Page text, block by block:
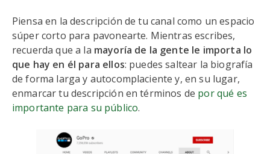
Piensa en la descripción de tu canal como un espacio
súper corto para pavonearte. Mientras escribes,
recuerda que a la mayoría de la gente le importa lo
que hay en él para ellos: puedes saltear la biografía
de forma larga y autocomplaciente y, en su lugar,
enmarcar tu descripción en términos de por qué es
importante para su público.